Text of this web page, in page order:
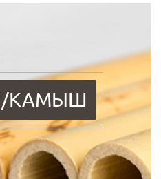
КАМЫШ